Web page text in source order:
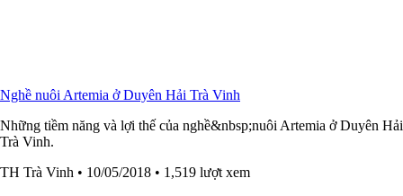
Nghề nuôi Artemia ở Duyên Hải Trà Vinh
Những tiềm năng và lợi thế của nghề&nbsp;nuôi Artemia ở Duyên Hải
Trà Vinh.
TH Trà Vinh • 10/05/2018 • 1,519 lượt xem